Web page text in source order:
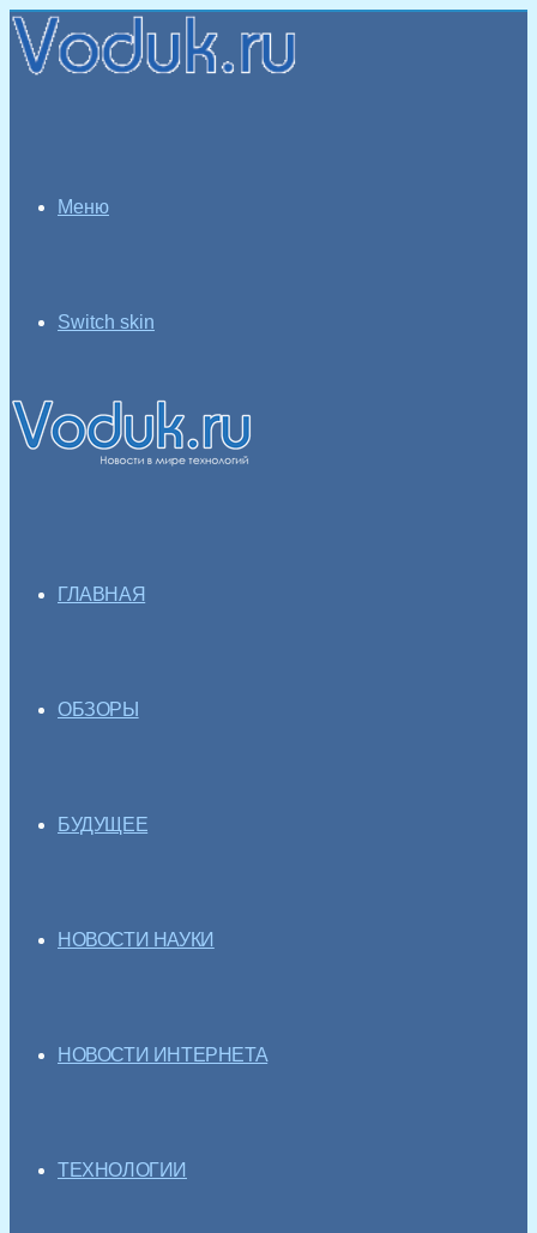
Меню
Switch skin
ГЛАВНАЯ
ОБЗОРЫ
БУДУЩЕЕ
НОВОСТИ НАУКИ
НОВОСТИ ИНТЕРНЕТА
ТЕХНОЛОГИИ